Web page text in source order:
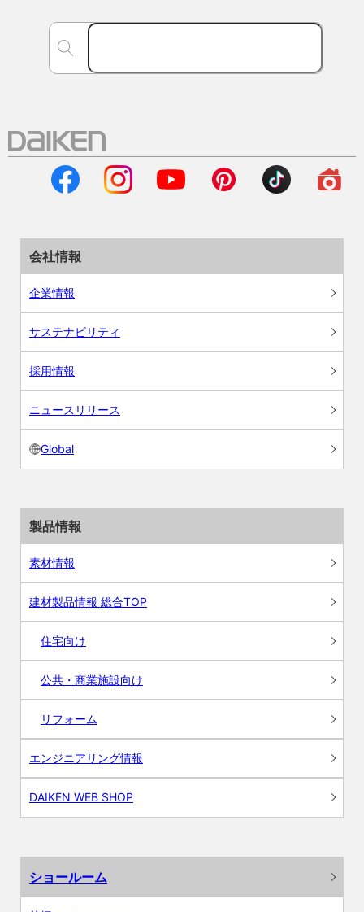
会社情報
企業情報
サステナビリティ
採用情報
ニュースリリース
Global
製品情報
素材情報
建材製品情報 総合TOP
住宅向け
公共・商業施設向け
リフォーム
エンジニアリング情報
DAIKEN WEB SHOP
ショールーム